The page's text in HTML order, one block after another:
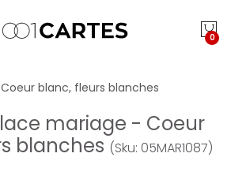
0
Coeur blanc, fleurs blanches
mariage - Coeur
blanches (Sku: 05MAR1087)